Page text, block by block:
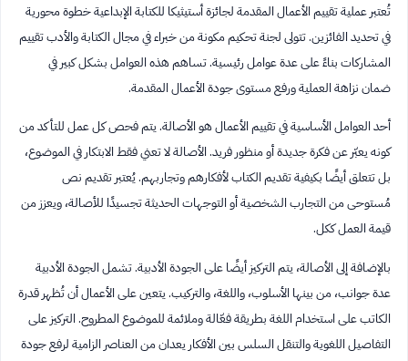
تُعتبر عملية تقييم الأعمال المقدمة لجائزة أستيثيكا للكتابة الإبداعية خطوة محورية
في تحديد الفائزين. تتولى لجنة تحكيم مكونة من خبراء في مجال الكتابة والأدب تقييم
المشاركات بناءً على عدة عوامل رئيسية. تساهم هذه العوامل بشكل كبير في
ضمان نزاهة العملية ورفع مستوى جودة الأعمال المقدمة.
أحد العوامل الأساسية في تقييم الأعمال هو الأصالة. يتم فحص كل عمل للتأكد من
كونه يعبّر عن فكرة جديدة أو منظور فريد. الأصالة لا تعني فقط الابتكار في الموضوع،
بل تتعلق أيضًا بكيفية تقديم الكتاب لأفكارهم وتجاربهم. يُعتبر تقديم نص
مُستوحى من التجارب الشخصية أو التوجهات الحديثة تجسيدًا للأصالة، ويعزز من
قيمة العمل ككل.
بالإضافة إلى الأصالة، يتم التركيز أيضًا على الجودة الأدبية. تشمل الجودة الأدبية
عدة جوانب، من بينها الأسلوب، واللغة، والتركيب. يتعين على الأعمال أن تُظهر قدرة
الكاتب على استخدام اللغة بطريقة فعّالة وملائمة للموضوع المطروح. التركيز على
التفاصيل اللغوية والتنقل السلس بين الأفكار يعدان من العناصر الزامية لرفع جودة